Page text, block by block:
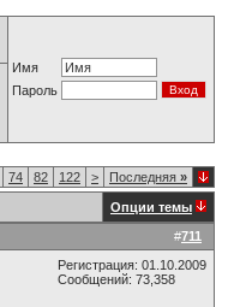
Имя
Пароль
74 82 122 > Последняя »
Опции темы
#711
Регистрация: 01.10.2009
Сообщений: 73,358